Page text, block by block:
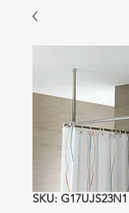
SKU: G17UJS23N1